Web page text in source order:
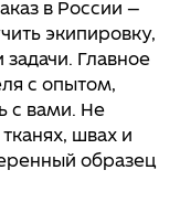
в России —
экипировку,
Главное
с опытом,
с вами. Не
швах и
образец